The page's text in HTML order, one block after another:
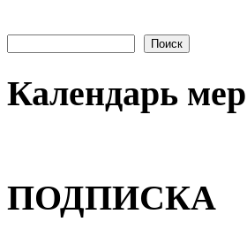
Календарь
ПОДПИСКА